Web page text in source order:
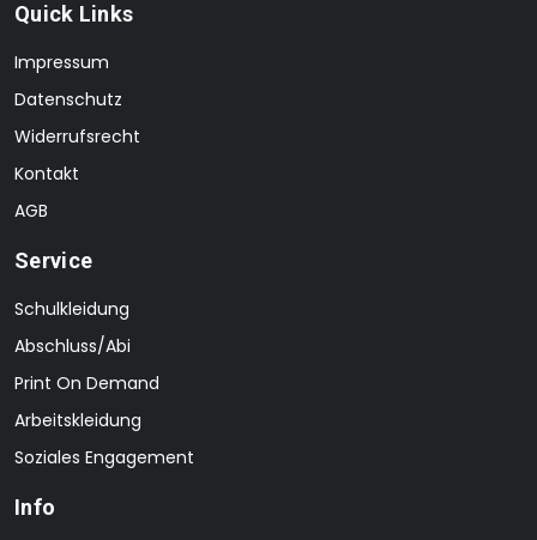
Quick Links
Impressum
Datenschutz
Widerrufsrecht
Kontakt
AGB
Service
Schulkleidung
Abschluss/Abi
Print On Demand
Arbeitskleidung
Soziales Engagement
Info